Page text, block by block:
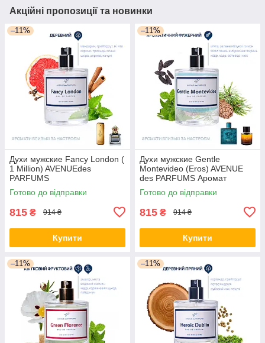
Акційні пропозиції та новинки
–11%
Духи мужские Fancy London (
1 Million) AVENUEdes
PARFUMS
Готово до відправки
815 ₴ 914 ₴
Купити
–11%
Духи мужские Gentle
Montevideo (Eros) AVENUE
des PARFUMS Аромат
свежести и энергии.
Готово до відправки
815 ₴ 914 ₴
Купити
–11% –11%